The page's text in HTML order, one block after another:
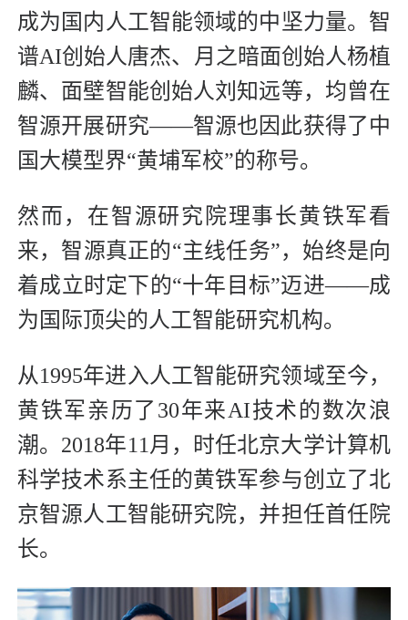
成为国内人工智能领域的中坚力量。智
谱AI创始人唐杰、月之暗面创始人杨植
麟、面壁智能创始人刘知远等，均曾在
智源开展研究——智源也因此获得了中
国大模型界“黄埔军校”的称号。
然而，在智源研究院理事长黄铁军看
来，智源真正的“主线任务”，始终是向
着成立时定下的“十年目标”迈进——成
为国际顶尖的人工智能研究机构。
从1995年进入人工智能研究领域至今，
黄铁军亲历了30年来AI技术的数次浪
潮。2018年11月，时任北京大学计算机
科学技术系主任的黄铁军参与创立了北
京智源人工智能研究院，并担任首任院
长。